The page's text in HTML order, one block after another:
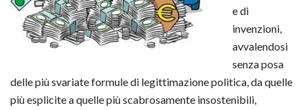
e di
invenzioni,
avvalendosi
senza posa
delle più svariate formule di legittimazione politica, da quelle
più esplicite a quelle più scabrosamente insostenibili,